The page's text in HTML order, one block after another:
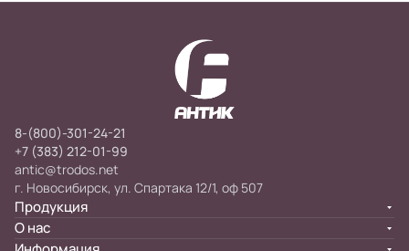
8-(800)-301-24-21
+7 (383) 212-01-99
antic@trodos.net
г. Новосибирск, ул. Спартака 12/1, оф 507
Продукция
О нас